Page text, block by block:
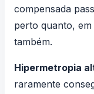
compensada
perto quanto,
também.
Hipermetropia
raramente